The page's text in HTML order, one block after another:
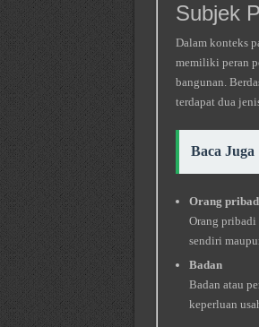
Subjek
Dalam konteks
memiliki peran
bangunan.
terdapat dua
Baca Juga
Orang
Orang pribadi
sendiri
Badan
Badan atau
keperluan